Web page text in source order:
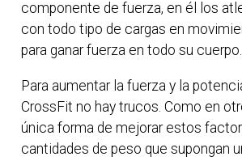
componente de fuerza, en él los
con todo tipo de cargas en
para ganar fuerza en todo su cuerpo.
Para aumentar la fuerza y la
CrossFit no hay trucos. Como en
única forma de mejorar estos
cantidades de peso que supongan